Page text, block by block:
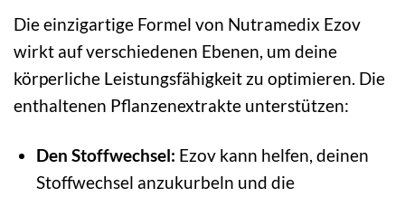
Die einzigartige Formel von Nutramedix Ezov
wirkt auf verschiedenen Ebenen, um deine
körperliche Leistungsfähigkeit zu optimieren. Die
enthaltenen Pflanzenextrakte unterstützen:
Den Stoffwechsel: Ezov kann helfen, deinen
Stoffwechsel anzukurbeln und die